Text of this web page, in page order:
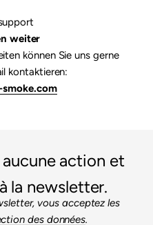
weiter
können Sie uns gerne
kontaktieren:
action et
la newsletter.
vous acceptez les
des données.